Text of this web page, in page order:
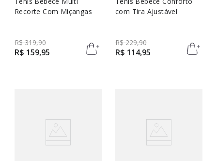
Recorte Com Miçangas
R$ 319,90
R$ 159,95
com Tira Ajustável
R$ 229,90
R$ 114,95